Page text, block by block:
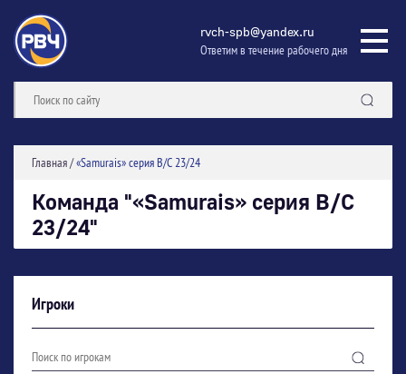
rvch-spb@yandex.ru
Ответим в течение рабочего дня
Главная/«Samurais» серия В/С 23/24
Команда "«Samurais» серия В/С
23/24"
Игроки